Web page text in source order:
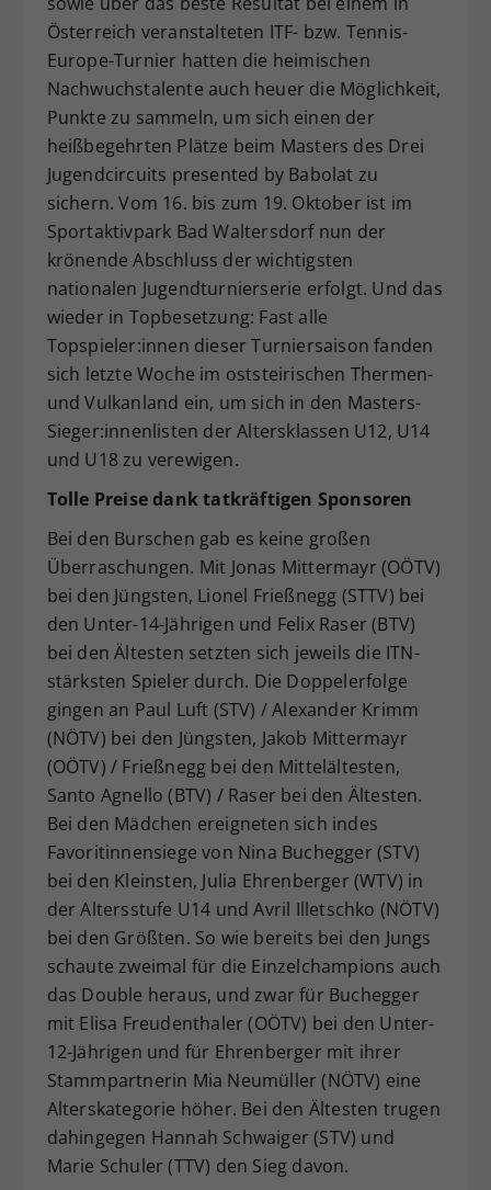
Österreich veranstalteten ITF- bzw. Tennis-
Europe-Turnier hatten die heimischen
Nachwuchstalente auch heuer die Möglichkeit,
Punkte zu sammeln, um sich einen der
heißbegehrten Plätze beim Masters des Drei
Jugendcircuits presented by Babolat zu
sichern. Vom 16. bis zum 19. Oktober ist im
Sportaktivpark Bad Waltersdorf nun der
krönende Abschluss der wichtigsten
nationalen Jugendturnierserie erfolgt. Und das
wieder in Topbesetzung: Fast alle
Topspieler:innen dieser Turniersaison fanden
sich letzte Woche im oststeirischen Thermen-
und Vulkanland ein, um sich in den Masters-
Sieger:innenlisten der Altersklassen U12, U14
und U18 zu verewigen.
Tolle Preise dank tatkräftigen Sponsoren
Bei den Burschen gab es keine großen
Überraschungen. Mit Jonas Mittermayr (OÖTV)
bei den Jüngsten, Lionel Frießnegg (STTV) bei
den Unter-14-Jährigen und Felix Raser (BTV)
bei den Ältesten setzten sich jeweils die ITN-
stärksten Spieler durch. Die Doppelerfolge
gingen an Paul Luft (STV) / Alexander Krimm
(NÖTV) bei den Jüngsten, Jakob Mittermayr
(OÖTV) / Frießnegg bei den Mittelältesten,
Santo Agnello (BTV) / Raser bei den Ältesten.
Bei den Mädchen ereigneten sich indes
Favoritinnensiege von Nina Buchegger (STV)
bei den Kleinsten, Julia Ehrenberger (WTV) in
der Altersstufe U14 und Avril Illetschko (NÖTV)
bei den Größten. So wie bereits bei den Jungs
schaute zweimal für die Einzelchampions auch
das Double heraus, und zwar für Buchegger
mit Elisa Freudenthaler (OÖTV) bei den Unter-
12-Jährigen und für Ehrenberger mit ihrer
Stammpartnerin Mia Neumüller (NÖTV) eine
Alterskategorie höher. Bei den Ältesten trugen
dahingegen Hannah Schwaiger (STV) und
Marie Schuler (TTV) den Sieg davon.
Zweck
Dieser Wert speichert Ihre Consent-
Einstellungen. Unter anderem eine
historische Speicherung Ihrer
vorgenommen Einstellungen, falls der
Webseiten-Betreiber dies eingestellt
hat.